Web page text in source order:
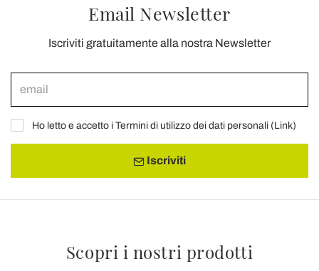
Email Newsletter
Iscriviti gratuitamente alla nostra Newsletter
Ho letto e accetto i Termini di utilizzo dei dati personali (Link)
Iscriviti
Scopri i nostri prodotti